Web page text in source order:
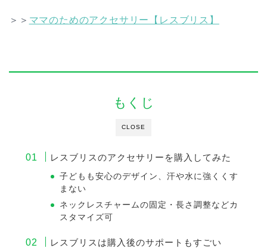
＞＞ ママのためのアクセサリー【レスブリス】
CLOSE
もくじ
レスブリスのアクセサリーを購入してみた
子どもも安心のデザイン、汗や水に強くくす
まない
ネックレスチャームの固定・長さ調整などカ
スタマイズ可
レスブリスは購入後のサポートもすごい